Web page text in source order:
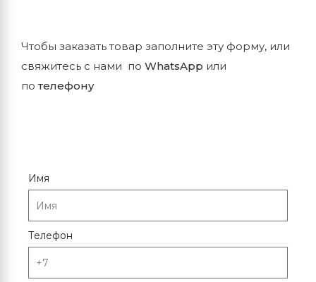
Чтобы заказать товар заполните эту форму, или
свяжитесь с нами по WhatsApp или
потелефону
Имя
Телефон